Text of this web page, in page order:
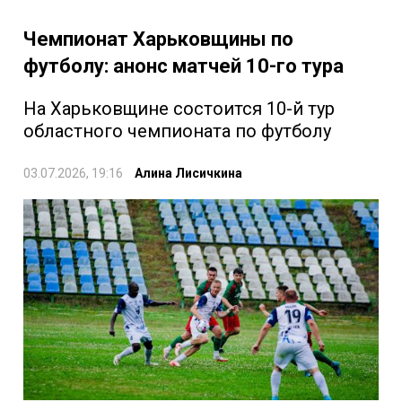
Чемпионат Харьковщины по
футболу: анонс матчей 10-го тура
На Харьковщине состоится 10-й тур
областного чемпионата по футболу
03.07.2026, 19:16 Алина Лисичкина